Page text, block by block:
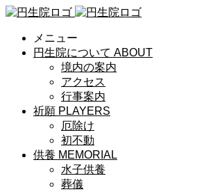
メニュー
円生院について ABOUT
境内の案内
アクセス
行事案内
祈願 PLAYERS
厄除け
初不動
供養 MEMORIAL
水子供養
葬儀